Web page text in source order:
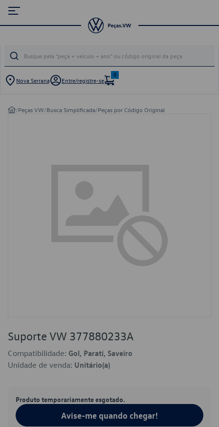
Nova Serrana Entre/registre-se
0
/Peças VW/Busca Simplificada/Peças por Código Original
Suporte VW 377880233A
Compatibilidade: Gol, Parati, Saveiro
Unidade de venda: Unitário(a)
Produto temporariamente esgotado.
Avise-me quando chegar!